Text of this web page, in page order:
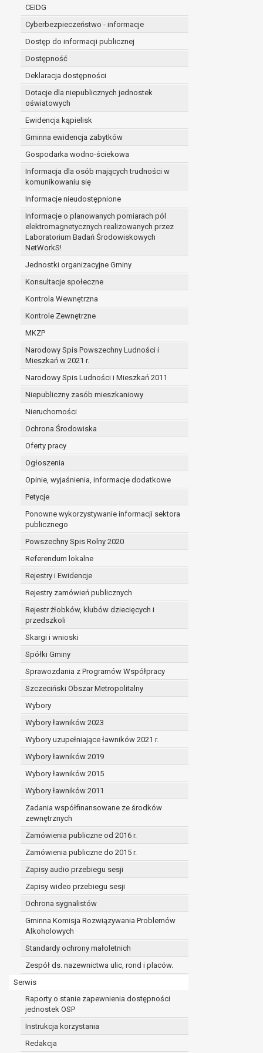
CEIDG
Cyberbezpieczeństwo - informacje
Dostęp do informacji publicznej
Dostępność
Deklaracja dostępności
Dotacje dla niepublicznych jednostek
oświatowych
Ewidencja kąpielisk
Gminna ewidencja zabytków
Gospodarka wodno-ściekowa
Informacja dla osób mających trudności w
komunikowaniu się
Informacje nieudostępnione
Informacje o planowanych pomiarach pól
elektromagnetycznych realizowanych przez
Laboratorium Badań Środowiskowych
NetWorkS!
Jednostki organizacyjne Gminy
Konsultacje społeczne
Kontrola Wewnętrzna
Kontrole Zewnętrzne
MKZP
Narodowy Spis Powszechny Ludności i
Mieszkań w 2021 r.
Narodowy Spis Ludności i Mieszkań 2011
Niepubliczny zasób mieszkaniowy
Nieruchomości
Ochrona Środowiska
Oferty pracy
Ogłoszenia
Opinie, wyjaśnienia, informacje dodatkowe
Petycje
Ponowne wykorzystywanie informacji sektora
publicznego
Powszechny Spis Rolny 2020
Referendum lokalne
Rejestry i Ewidencje
Rejestry zamówień publicznych
Rejestr żłobków, klubów dziecięcych i
przedszkoli
Skargi i wnioski
Spółki Gminy
Sprawozdania z Programów Współpracy
Szczeciński Obszar Metropolitalny
Wybory
Wybory ławników 2023
Wybory uzupełniające ławników 2021 r.
Wybory ławników 2019
Wybory ławników 2015
Wybory ławników 2011
Zadania współfinansowane ze środków
zewnętrznych
Zamówienia publiczne od 2016 r.
Zamówienia publiczne do 2015 r.
Zapisy audio przebiegu sesji
Zapisy wideo przebiegu sesji
Ochrona sygnalistów
Gminna Komisja Rozwiązywania Problemów
Alkoholowych
Standardy ochrony małoletnich
Zespół ds. nazewnictwa ulic, rond i placów.
Serwis
Raporty o stanie zapewnienia dostępności
jednostek OSP
Instrukcja korzystania
Redakcja
administratorowi bądź
niezbędność przetwarzania do celów
Z przyczyn związanych z Pani/Pana
on istnienie ważnych prawnie uzasadnionych
ustalenia, dochodzenia lub obrony roszczeń.
W przypadku gdy przetwarzanie danych osobowych
prawo do cofnięcia tej zgody w dowolnym momencie.
Przysługuje Pani/Panu prawo wniesienia skargi do
Organem właściwym do wniesienia skargi jest Prezes
W zależności od sfery, w której przetwarzane są
Pani/Pana dane nie będą poddawane